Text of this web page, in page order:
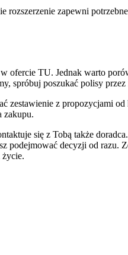
rozszerzenie zapewni
ofercie TU. Jednak warto
spróbuj poszukać polisy przez
zestawienie z propozycjami
zakupu.
się z Tobą także
podejmować decyzji od razu.
życie.